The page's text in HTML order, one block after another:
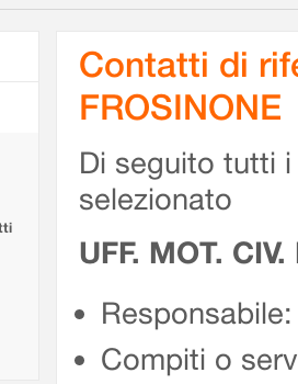
Contatti di
FROSINONE
Di seguito tutti
selezionato
UFF. MOT.
Compiti o